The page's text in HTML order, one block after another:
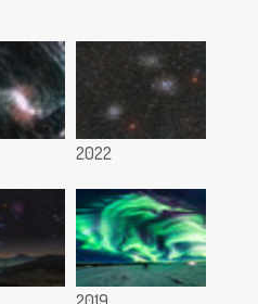
2022